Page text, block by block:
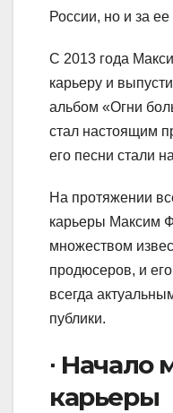
России, но и за
С 2013 года
карьеру и
альбом «Огни
стал настоящим
его песни стали
На протяжении
карьеры Максим
множеством
продюсеров, и
всегда
публики.
∙ Начало
карьеры